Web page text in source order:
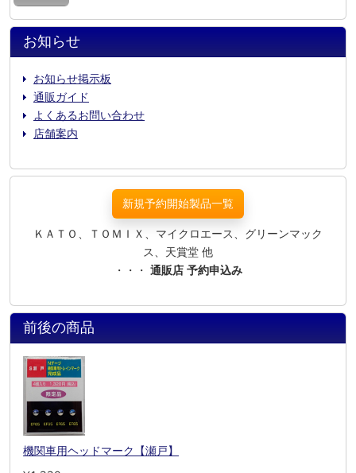
お知らせ
お知らせ掲示板
通販ガイド
よくあるお問い合わせ
店舗案内
新規予約開始製品一覧
ＫＡＴＯ、ＴＯＭＩＸ、マイクロエース、グリーンマック
ス、天賞堂 他
・・・ 通販店 予約申込み
前後の商品
機関車用ヘッドマーク【瀬戸】